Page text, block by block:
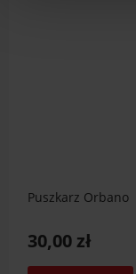
Puszkarz Orbano
30,00 zł